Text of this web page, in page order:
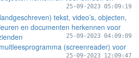
25-09-2023 05:09:19
tekst, video’s, objecten,
en documenten herkennen voor
25-09-2023 04:09:09
(screenreader) voor
25-09-2023 12:09:47